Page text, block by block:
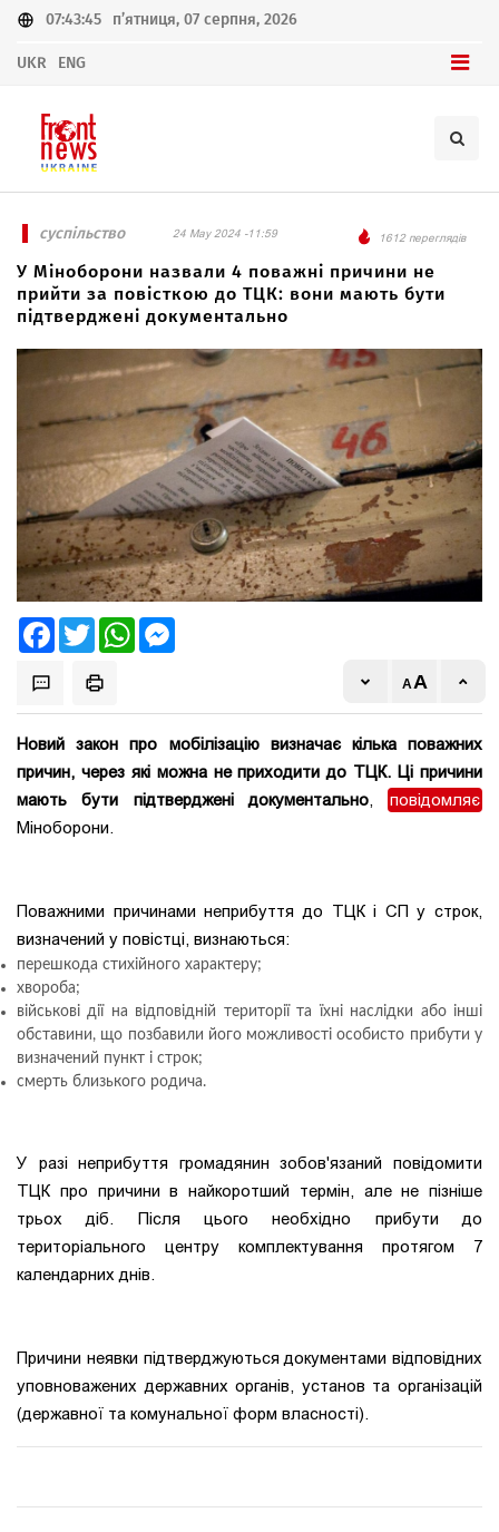
07:43:45 п’ятниця, 07 серпня, 2026
UKR ENG
суспільство 24 May 2024 -11:59 1612 переглядів
У Міноборони назвали 4 поважні причини не
прийти за повісткою до ТЦК: вони мають бути
підтверджені документально
FacebookTwitter WhatsApp
Новий закон про мобілізацію визначає кілька поважних
причин, через які можна не приходити до ТЦК. Ці причини
мають бути підтверджені документально,
повідомляє
Міноборони.
Поважними причинами неприбуття до ТЦК і СП у строк,
визначений у повістці, визнаються:
перешкода стихійного характеру;
хвороба;
військові дії на відповідній території та їхні наслідки або інші
обставини, що позбавили його можливості особисто прибути у
визначений пункт і строк;
смерть близького родича.
У разі неприбуття громадянин зобов'язаний повідомити
ТЦК про причини в найкоротший термін, але не пізніше
трьох діб. Після цього необхідно прибути до
територіального центру комплектування протягом 7
календарних днів.
Причини неявки підтверджуються документами відповідних
уповноважених державних органів, установ та організацій
(державної та комунальної форм власності).